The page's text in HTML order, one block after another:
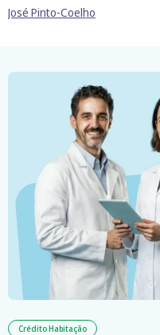
José Pinto-Coelho
Crédito Habitação